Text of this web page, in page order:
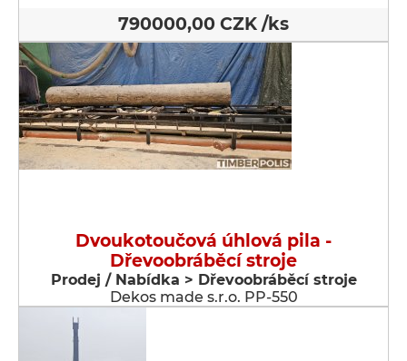
790000,00 CZK /ks
Dvoukotoučová úhlová pila -
Dřevoobráběcí stroje
Prodej / Nabídka > Dřevoobráběcí stroje
Dekos made s.r.o. PP-550